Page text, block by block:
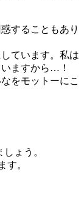
することもあり
ています。私は
ますから…！
をモットーにこ
ょう。
す。